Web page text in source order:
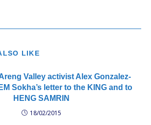
LIKE
Valley activist Alex Gonzalez-
Sokha’s letter to the KING and to
HENG SAMRIN
18/02/2015